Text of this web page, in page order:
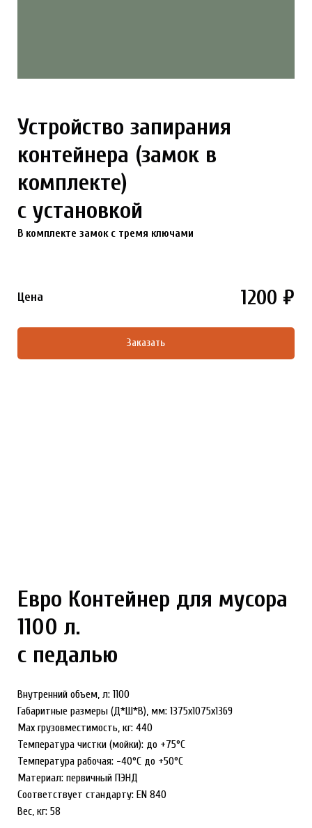
Устройство запирания
контейнера (замок в
комплекте)
с установкой
В комплекте замок с тремя ключами
Цена 1200 ₽
Заказать
Евро Контейнер для мусора
1100 л.
с педалью
Внутренний объем, л: 1100
Габаритные размеры (Д*Ш*В), мм: 1375х1075х1369
Max грузовместимость, кг: 440
Температура чистки (мойки): до +75°С
Температура рабочая: -40°С до +50°С
Материал: первичный ПЭНД
Соответствует стандарту: EN 840
Вес, кг: 58